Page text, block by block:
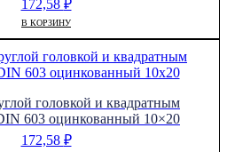
172,58 ₽
В КОРЗИНУ
головкой и квадратным
603 оцинкованный 10×20
172,58 ₽